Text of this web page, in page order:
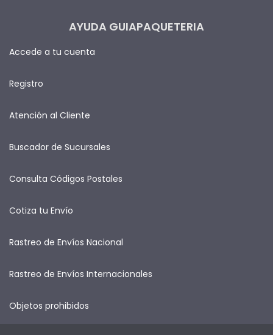
AYUDA GUIAPAQUETERIA
Accede a tu cuenta
Registro
Atención al Cliente
Buscador de Sucursales
Consulta Códigos Postales
Cotiza tu Envío
Rastreo de Envíos Nacional
Rastreo de Envíos Internacionales
Objetos prohibidos